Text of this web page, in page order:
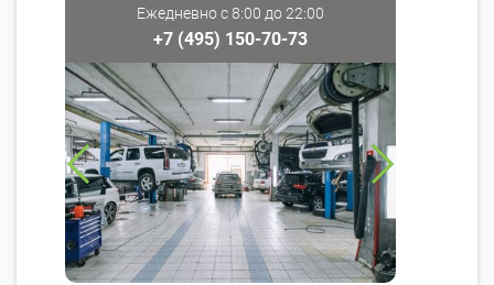
Ежедневно с 8:00 до 22:00
+7 (495) 150-70-73